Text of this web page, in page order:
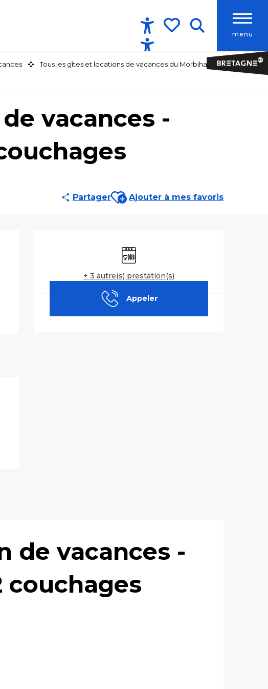
menu
Accessibilité
Tous les gîtes et locations de vacances du Morbihan
vacances -
PartagerAjouter aux favoris
Ajouter à mes favoris
Ouverture et
Lave vaisselle
+ 3 autre(s) prestation(s)
Appeler
de vacances -
couchages